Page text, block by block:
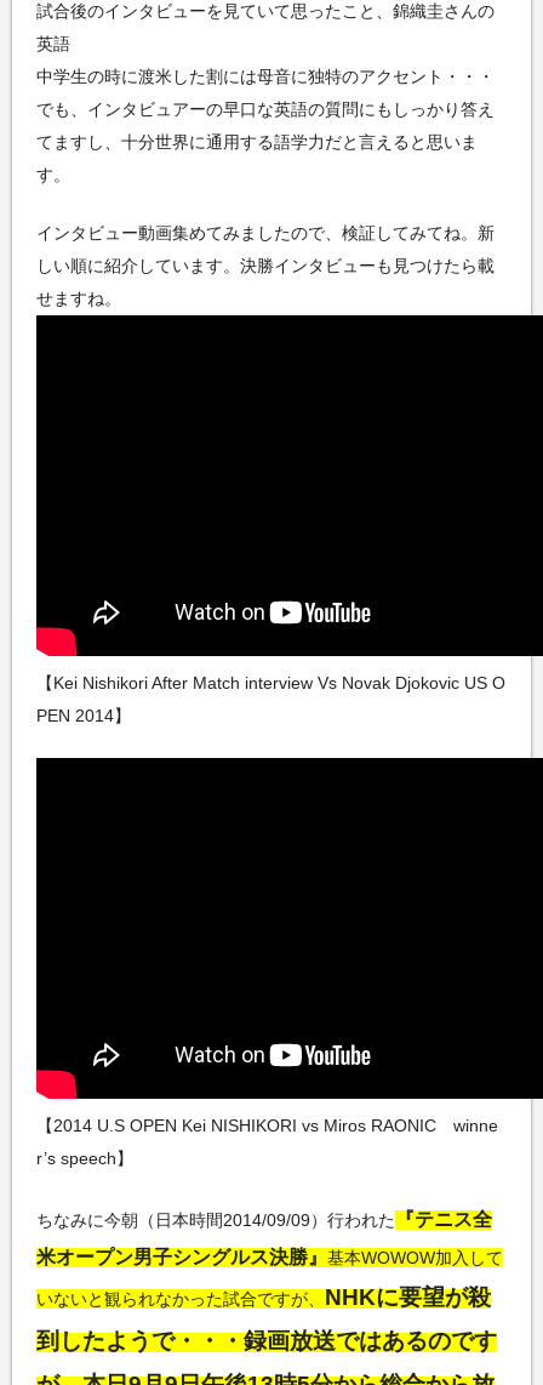
試合後のインタビューを見ていて思ったこと、錦織圭さんの
英語
中学生の時に渡米した割には母音に独特のアクセント・・・
でも、インタビュアーの早口な英語の質問にもしっかり答え
てますし、十分世界に通用する語学力だと言えると思いま
す。
インタビュー動画集めてみましたので、検証してみてね。新
しい順に紹介しています。決勝インタビューも見つけたら載
せますね。
【Kei Nishikori After Match interview Vs Novak Djokovic US O
PEN 2014】
【2014 U.S OPEN Kei NISHIKORI vs Miros RAONIC winne
r’s speech】
ちなみに今朝（日本時間2014/09/09）行われた 『テニス全
米オープン男子シングルス決勝』 基本WOWOW加入して
いないと観られなかった試合ですが、 NHKに要望が殺
到したようで・・・録画放送ではあるのです